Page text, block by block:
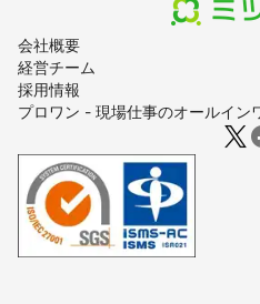
会社概要
経営チーム
採用情報
プロワン - 現場仕事のオールイン